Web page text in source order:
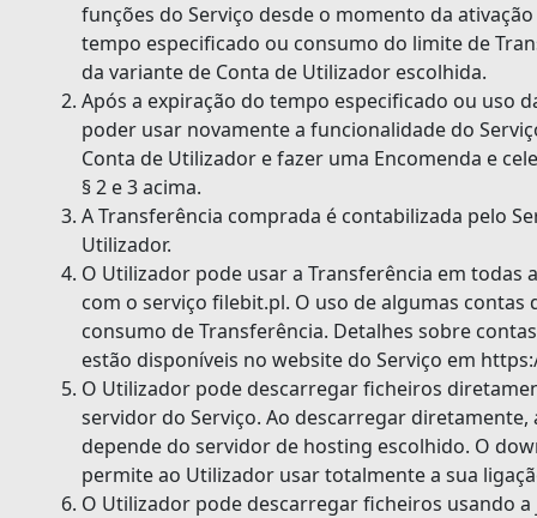
funções do Serviço desde o momento da
tempo especificado ou consumo do limite de
da variante de Conta de Utilizador escolhida.
Após a expiração do tempo especificado ou uso
poder usar novamente a funcionalidade do
Conta de Utilizador e fazer uma Encomenda e
§ 2 e 3 acima.
A Transferência comprada é contabilizada pelo
Utilizador.
O Utilizador pode usar a Transferência em todas
com o serviço filebit.pl. O uso de algumas
consumo de Transferência. Detalhes sobre
estão disponíveis no website do Serviço em
O Utilizador pode descarregar ficheiros
servidor do Serviço. Ao descarregar
depende do servidor de hosting escolhido. O
permite ao Utilizador usar totalmente a sua
O Utilizador pode descarregar ficheiros usando